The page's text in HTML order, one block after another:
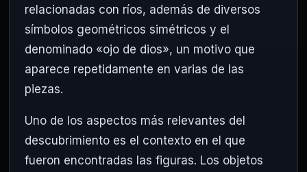
relacionadas con ríos, además de diversos
símbolos geométricos simétricos y el
denominado «ojo de dios», un motivo que
aparece repetidamente en varias de las
piezas.
Uno de los aspectos más relevantes del
descubrimiento es el contexto en el que
fueron encontradas las figuras. Los objetos